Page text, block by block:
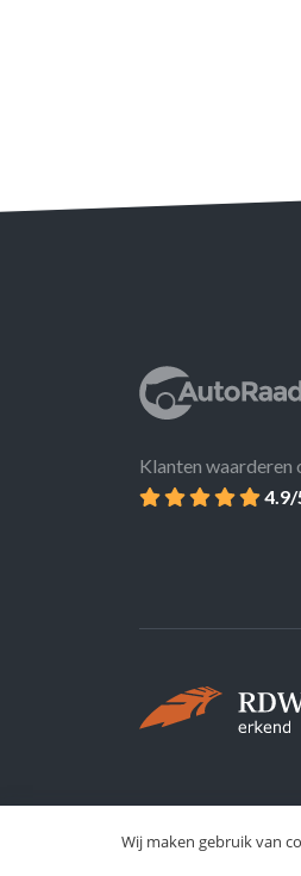
Klanten waarderen
4.9/
Wij maken gebruik van